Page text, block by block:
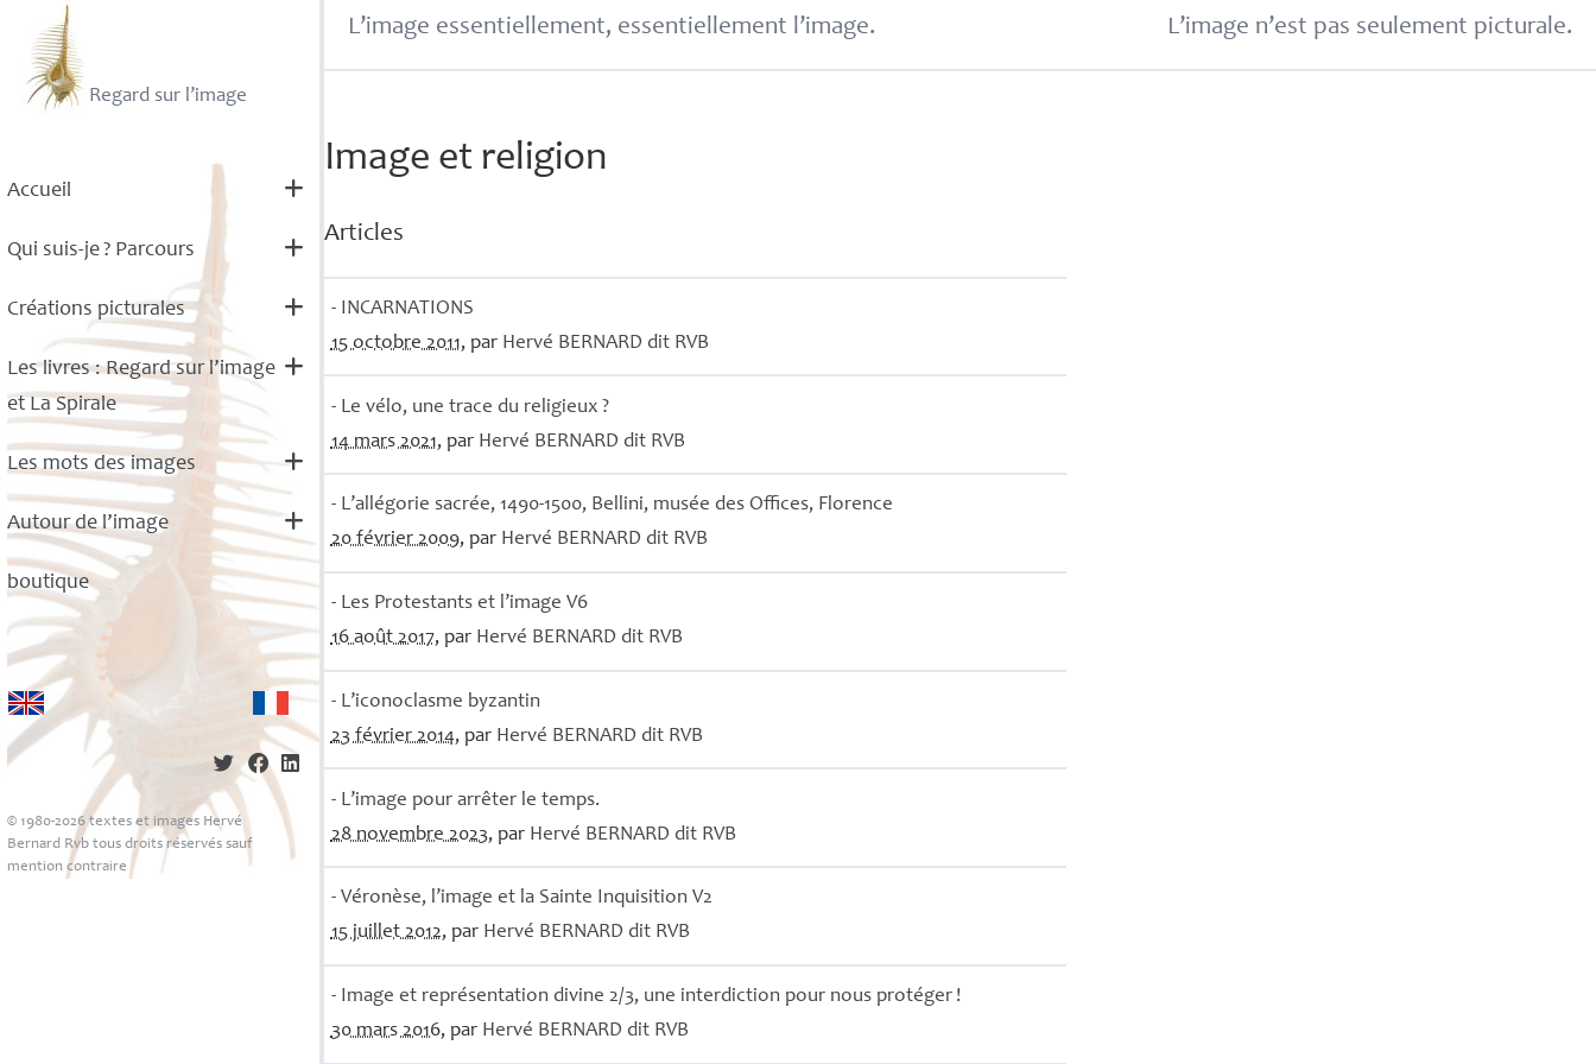
Regard sur l’image
Accueil
Qui suis-je? Parcours
Créations picturales
Les livres : Regard sur l’image
et La Spirale
Les mots des images
Autour de l’image
boutique
© 1980-2026 textes et images Hervé
Bernard Rvb tous droits réservés sauf
mention contraire
L’image essentiellement, essentiellement l’image. L’image n’est pas seulement picturale.
Image et religion
Articles
- INCARNATIONS
15 octobre 2011, par Hervé BERNARD dit RVB
- Le vélo, une trace du religieux ?
14 mars 2021, par Hervé BERNARD dit RVB
- L’allégorie sacrée, 1490-1500, Bellini, musée des Offices, Florence
20 février 2009, par Hervé BERNARD dit RVB
- Les Protestants et l’image V6
16 août 2017, par Hervé BERNARD dit RVB
- L’iconoclasme byzantin
23 février 2014, par Hervé BERNARD dit RVB
- L’image pour arrêter le temps.
28 novembre 2023, par Hervé BERNARD dit RVB
- Véronèse, l’image et la Sainte Inquisition V2
15 juillet 2012, par Hervé BERNARD dit RVB
- Image et représentation divine 2/3, une interdiction pour nous protéger !
30 mars 2016, par Hervé BERNARD dit RVB